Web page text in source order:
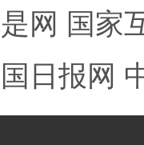
网 国家
日报网